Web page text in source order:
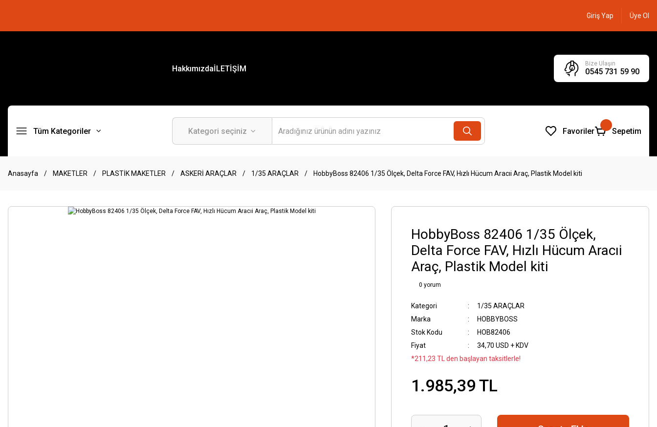
Giriş Yap Üye Ol
HakkımızdaİLETİŞİM
Bize Ulaşın
0545 731 59 90
Tüm Kategoriler Favoriler Sepetim
Anasayfa MAKETLER PLASTİK MAKETLER ASKERİ ARAÇLAR 1/35 ARAÇLAR HobbyBoss 82406 1/35 Ölçek, Delta Force FAV, Hızlı Hücum Aracıi Araç, Plastik Model kiti
HobbyBoss 82406 1/35 Ölçek,
Delta Force FAV, Hızlı Hücum Aracıi
Araç, Plastik Model kiti
0 yorum
Kategori
1/35 ARAÇLAR
Marka
HOBBYBOSS
Stok Kodu
HOB82406
Fiyat
34,70 USD + KDV
*211,23 TL den başlayan taksitlerle!
1.985,39 TL